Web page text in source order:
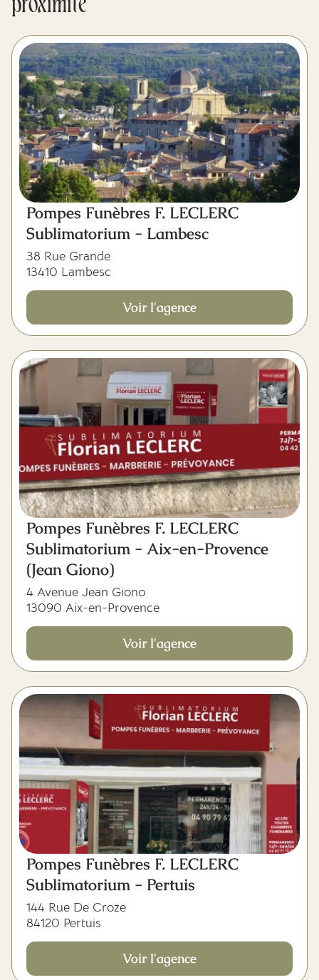
proximité
Pompes Funèbres F. LECLERC
Sublimatorium - Lambesc
38 Rue Grande
13410 Lambesc
Voir l'agence
Pompes Funèbres F. LECLERC
Sublimatorium - Aix-en-Provence
(Jean Giono)
4 Avenue Jean Giono
13090 Aix-en-Provence
Voir l'agence
Pompes Funèbres F. LECLERC
Sublimatorium - Pertuis
144 Rue De Croze
84120 Pertuis
Voir l'agence